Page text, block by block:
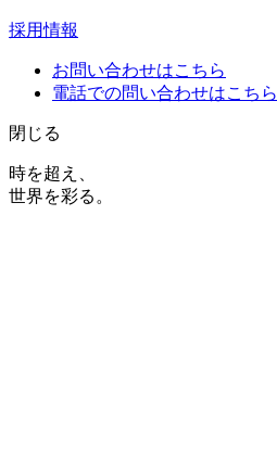
採用情報
お問い合わせはこちら
電話での問い合わせはこちら
閉じる
時を超え、
世界を彩る。